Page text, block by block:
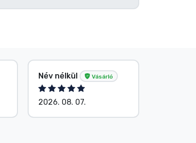
Név nélkül Vásárló
2026. 08. 07.